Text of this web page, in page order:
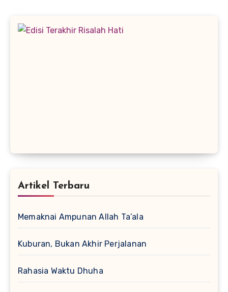
Artikel Terbaru
Memaknai Ampunan Allah Ta’ala
Kuburan, Bukan Akhir Perjalanan
Rahasia Waktu Dhuha